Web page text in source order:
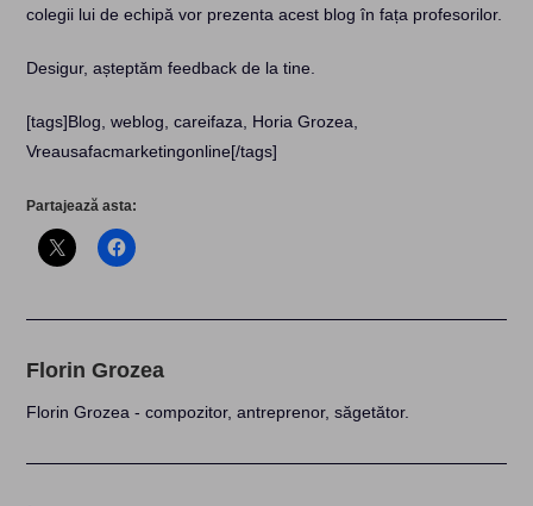
colegii lui de echipă vor prezenta acest blog în fața profesorilor.
Desigur, așteptăm feedback de la tine.
[tags]Blog, weblog, careifaza, Horia Grozea,
Vreausafacmarketingonline[/tags]
Partajează asta:
Florin Grozea
Florin Grozea - compozitor, antreprenor, săgetător.